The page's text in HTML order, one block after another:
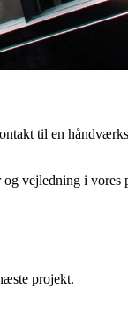
til en
vejledning i vores
projekt.